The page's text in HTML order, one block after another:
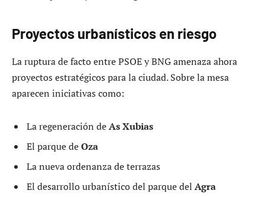
Proyectos urbanísticos en riesgo
La ruptura de facto entre PSOE y BNG amenaza ahora
proyectos estratégicos para la ciudad. Sobre la mesa
aparecen iniciativas como:
La regeneración deAs Xubias
El parque deOza
La nueva ordenanza de terrazas
El desarrollo urbanístico del parque del Agra